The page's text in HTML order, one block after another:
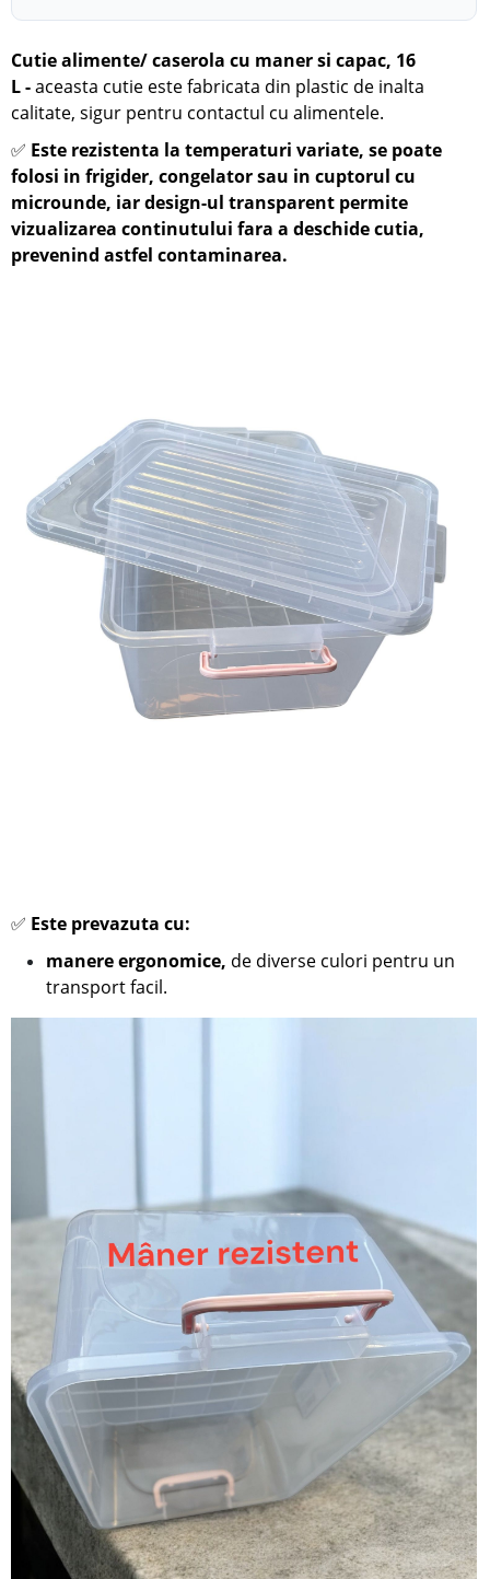
Cutie alimente/ caserola cu maner si capac, 16
L -aceasta cutie este fabricata din plastic de inalta
calitate, sigur pentru contactul cu alimentele.
✅ Este rezistenta la temperaturi variate, se poate
folosi in frigider, congelator sau in cuptorul cu
microunde, iar design-ul transparent permite
vizualizarea continutului fara a deschide cutia,
prevenind astfel contaminarea.
✅ Este prevazuta cu:
manere ergonomice, de diverse culori pentru un
transport facil.